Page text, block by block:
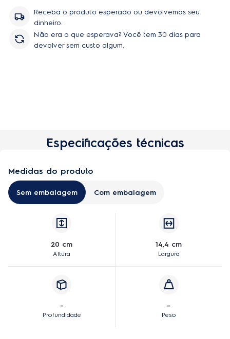
Receba o produto esperado ou devolvemos seu
dinheiro.
Não era o que esperava? Você tem 30 dias para
devolver sem custo algum.
Especificações técnicas
Medidas do produto
Sem embalagem Com embalagem
20 cm
Altura
14,4 cm
Largura
-
Profundidade
-
Peso